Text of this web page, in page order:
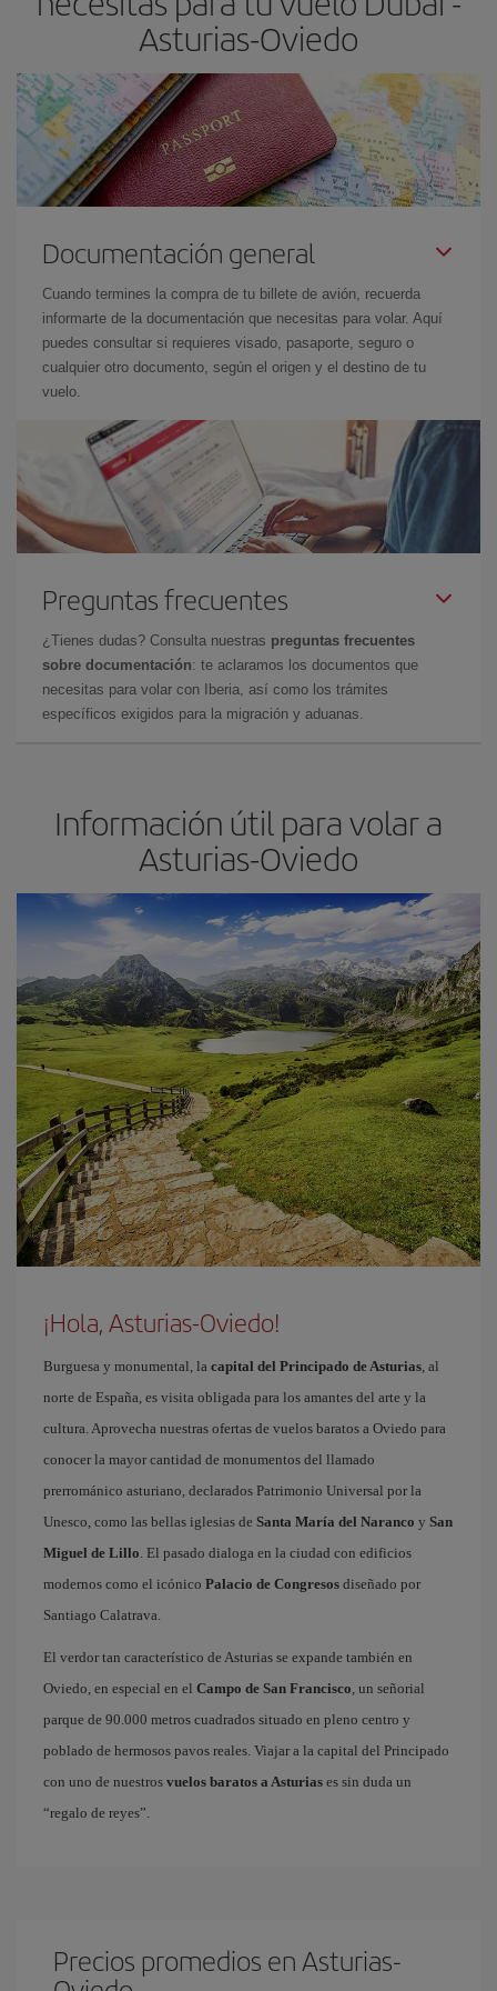
Asturias-Oviedo
Documentación general
Cuando termines la compra de tu billete de avión, recuerda
informarte de la documentación que necesitas para volar. Aquí
puedes consultar si requieres visado, pasaporte, seguro o
cualquier otro documento, según el origen y el destino de tu
vuelo.
Preguntas frecuentes
¿Tienes dudas? Consulta nuestras preguntas frecuentes
sobre documentación: te aclaramos los documentos que
necesitas para volar con Iberia, así como los trámites
específicos exigidos para la migración y aduanas.
Información útil para volar a
Asturias-Oviedo
¡Hola, Asturias-Oviedo!
Burguesa y monumental, la capital del Principado de Asturias, al
norte de España, es visita obligada para los amantes del arte y la
cultura. Aprovecha nuestras ofertas de vuelos baratos a Oviedo para
conocer la mayor cantidad de monumentos del llamado
prerrománico asturiano, declarados Patrimonio Universal por la
Unesco, como las bellas iglesias de Santa María del Naranco y San
Miguel de Lillo. El pasado dialoga en la ciudad con edificios
modernos como el icónico Palacio de Congresos diseñado por
Santiago Calatrava.
El verdor tan característico de Asturias se expande también en
Oviedo, en especial en el Campo de San Francisco, un señorial
parque de 90.000 metros cuadrados situado en pleno centro y
poblado de hermosos pavos reales. Viajar a la capital del Principado
con uno de nuestros vuelos baratos a Asturias es sin duda un
“regalo de reyes”.
Precios promedios en Asturias-